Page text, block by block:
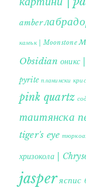
amber
камък | Moonstone
Obsidian оникс
pyrite планински
pink quartz
таитянска
tiger's eye
хризокола |
jasper